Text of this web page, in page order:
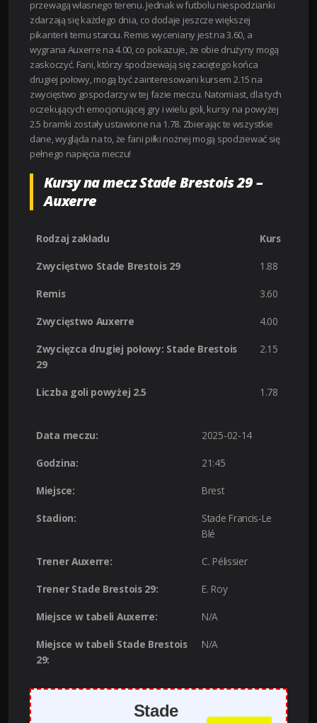
przewagą własnego terenu. Jednak w futbolu niespodzianki
zdarzają się każdego dnia, co dodaje jeszcze większej
pikanterii temu starciu. Remis wyceniany jest na 3.60, a
wygrana Auxerre na 4.00, co pokazuje, że obie drużyny mogą
zaskoczyć. Fani, którzy spodziewają się zaciętego końca
drugiej połowy, mogą być zainteresowani kursem 2.15 na
zwycięstwo gospodarzy w tej fazie meczu. Natomiast, dla tych
oczekujących emocjonującej gry i wielu goli, kursy na powyżej
2.5 bramki zostały ustawione na 1.78. Zbierając te wszystkie
dane, wygląda na to, że fani piłki nożnej mogą spodziewać się
pełnego napięcia meczu!
Kursy na mecz Stade Brestois 29 –
Auxerre
Rodzaj zakładu Kurs
Zwycięstwo Stade Brestois 29 1.88
Remis 3.60
Zwycięstwo Auxerre 4.00
Zwycięzca drugiej połowy: Stade Brestois
29
2.15
Liczba goli powyżej 2.5 1.78
Data meczu: 2025-02-14
Godzina: 21:45
Miejsce: Brest
Stadion:
Stade Francis-Le
Blé
Trener Auxerre: C. Pélissier
Trener Stade Brestois 29: E. Roy
Miejsce w tabeli Auxerre: N/A
Miejsce w tabeli Stade Brestois
29:
N/A
Stade